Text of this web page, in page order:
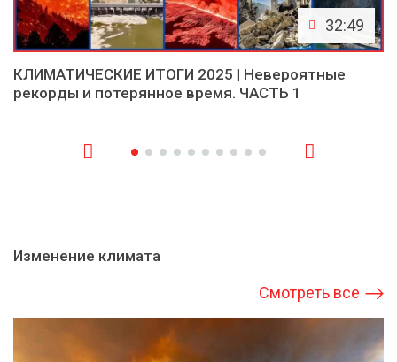
32:49
КЛИМАТИЧЕСКИЕ ИТОГИ 2025 | Невероятные
рекорды и потерянное время. ЧАСТЬ 1
Изменение климата
Смотреть все